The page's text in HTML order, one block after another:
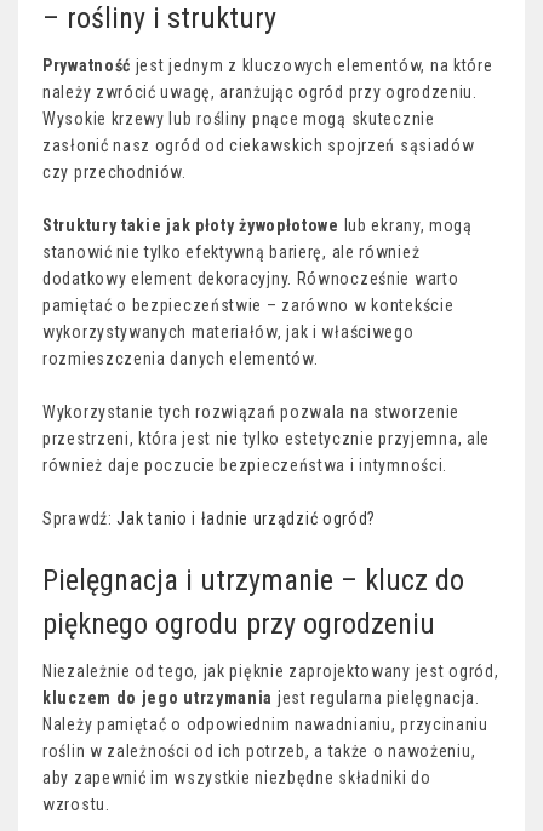
– rośliny i struktury
Prywatność jest jednym z kluczowych elementów, na które
należy zwrócić uwagę, aranżując ogród przy ogrodzeniu.
Wysokie krzewy lub rośliny pnące mogą skutecznie
zasłonić nasz ogród od ciekawskich spojrzeń sąsiadów
czy przechodniów.
Struktury takie jak płoty żywopłotowe lub ekrany, mogą
stanowić nie tylko efektywną barierę, ale również
dodatkowy element dekoracyjny. Równocześnie warto
pamiętać o bezpieczeństwie – zarówno w kontekście
wykorzystywanych materiałów, jak i właściwego
rozmieszczenia danych elementów.
Wykorzystanie tych rozwiązań pozwala na stworzenie
przestrzeni, która jest nie tylko estetycznie przyjemna, ale
również daje poczucie bezpieczeństwa i intymności.
Sprawdź:Jak tanio i ładnie urządzić ogród?
Pielęgnacja i utrzymanie – klucz do
pięknego ogrodu przy ogrodzeniu
Niezależnie od tego, jak pięknie zaprojektowany jest ogród,
kluczem do jego utrzymania jest regularna pielęgnacja.
Należy pamiętać o odpowiednim nawadnianiu, przycinaniu
roślin w zależności od ich potrzeb, a także o nawożeniu,
aby zapewnić im wszystkie niezbędne składniki do
wzrostu.